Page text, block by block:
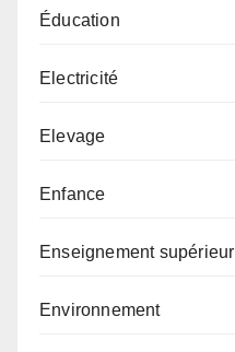
Éducation
Electricité
Elevage
Enfance
Enseignement supérieur
Environnement